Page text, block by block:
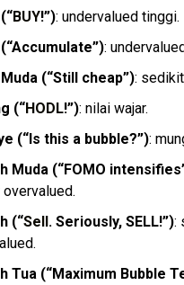
(“BUY!”): undervalued tinggi.
:
(“Still cheap”):
(“HODL!”): nilai wajar.
(“Is this a bubble?”):
Muda (“FOMO
(“Sell. Seriously, SELL!”):
Tua (“Maximum Bubble